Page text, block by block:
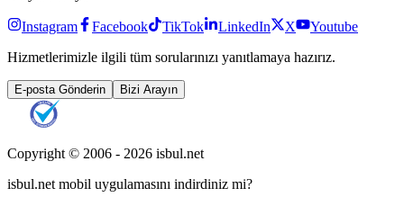
Instagram Facebook TikTok LinkedIn X
Youtube
Hizmetlerimizle ilgili tüm sorularınızı yanıtlamaya hazırız.
E-posta Gönderin Bizi Arayın
Copyright © 2006 - 2026 isbul.net
isbul.net mobil uygulamasını indirdiniz mi?